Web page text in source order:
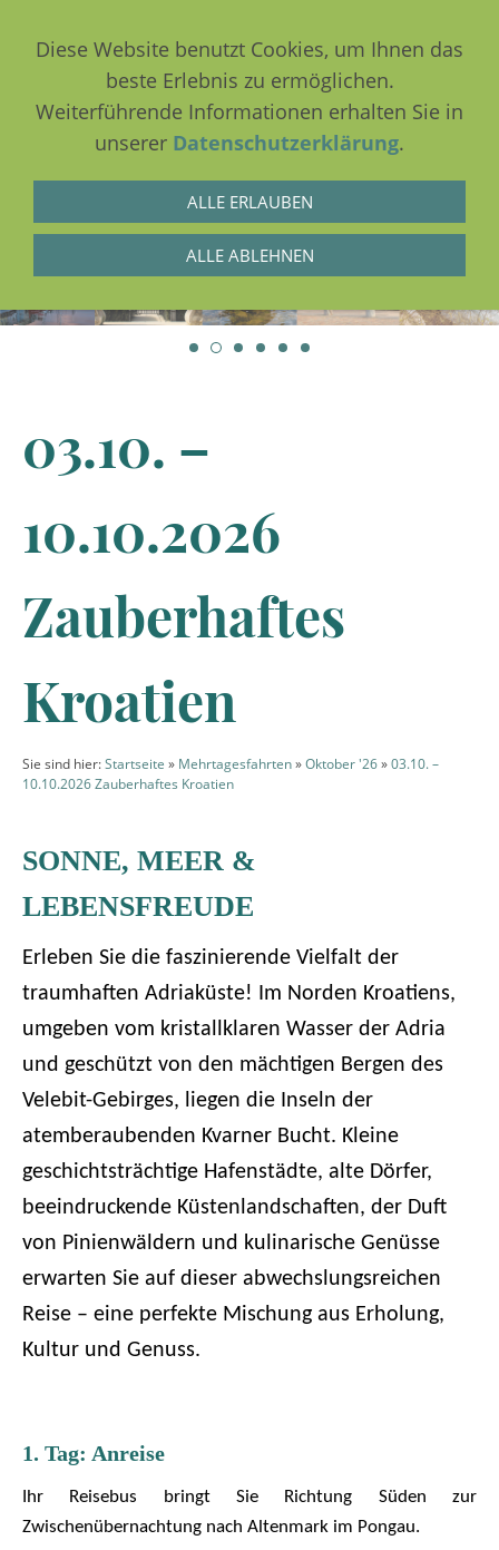
NAVIGATION EINBLENDEN
03.10. –
10.10.2026
Zauberhaftes
Kroatien
Sie sind hier:Startseite » Mehrtagesfahrten»Oktober '26»03.10. –
10.10.2026 Zauberhaftes Kroatien
SONNE, MEER &
LEBENSFREUDE
Erleben Sie die faszinierende Vielfalt der
traumhaften Adriaküste! Im Norden Kroatiens,
umgeben vom kristallklaren Wasser der Adria
und geschützt von den mächtigen Bergen des
Velebit-Gebirges, liegen die Inseln der
atemberaubenden Kvarner Bucht. Kleine
geschichtsträchtige Hafenstädte, alte Dörfer,
beeindruckende Küstenlandschaften, der Duft
von Pinienwäldern und kulinarische Genüsse
erwarten Sie auf dieser abwechslungsreichen
Reise – eine perfekte Mischung aus Erholung,
Kultur und Genuss.
1. Tag: Anreise
Ihr Reisebus bringt Sie Richtung Süden zur
Zwischenübernachtung nach Altenmark im Pongau.
Diese Website benutzt Cookies, um Ihnen das
beste Erlebnis zu ermöglichen.
Weiterführende Informationen erhalten Sie in
unserer Datenschutzerklärung.
ALLE ERLAUBEN
ALLE ABLEHNEN